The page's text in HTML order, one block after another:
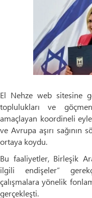
El Nehze web sitesine
toplulukları ve
amaçlayan koordineli
ve Avrupa aşırı sağının
ortaya koydu.
Bu faaliyetler, Birleşik
ilgili endişeler”
çalışmalara yönelik
gerçekleşti.